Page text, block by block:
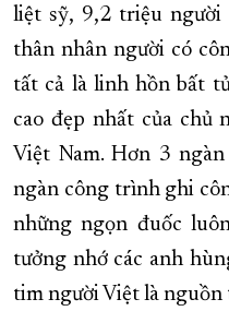
liệt sỹ, 9,2 triệu người
thân nhân người có
tất cả là linh hồn bất
cao đẹp nhất của chủ
Việt Nam. Hơn 3
ngàn công trình ghi
những ngọn đuốc
tưởng nhớ các anh
tim người Việt là nguồn